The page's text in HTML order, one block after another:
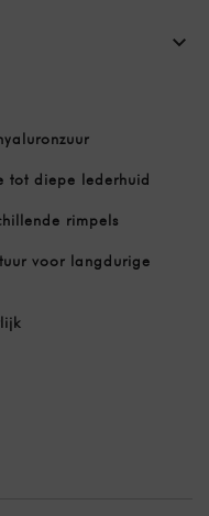
tot diepe lederhuid
rimpels
voor langdurige